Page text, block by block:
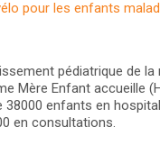
pour les enfants
pédiatrique de la
Mère Enfant accueille
38000 enfants en
en consultations.